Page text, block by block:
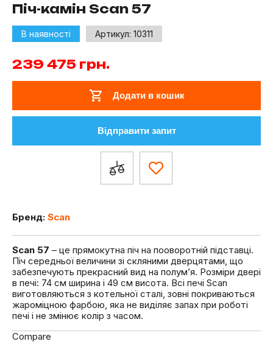
Піч-камін Scan 57
В наявності Артикул: 10311
239 475 грн.
Додати в кошик
Відправити запит
Бренд: Scan
Scan 57 – це прямокутна піч на пооворотній підставці.
Піч середньої величини зі скляними дверцятами, що
забезпечують прекрасний вид на полум’я. Розміри двері
в печі: 74 см ширина і 49 см висота. Всі печі Scan
виготовляються з котельної сталі, зовні покриваються
жароміцною фарбою, яка не виділяє запах при роботі
печі і не змінює колір з часом.
Compare